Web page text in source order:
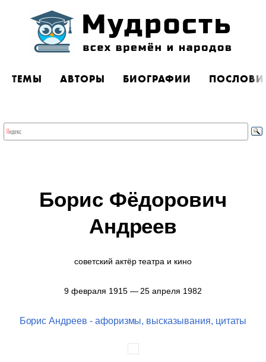
ТЕМЫ АВТОРЫ БИОГРАФИИ
Борис Фёдорович
Андреев
советский актёр театра и кино
9 февраля 1915 — 25 апреля 1982
Борис Андреев - афоризмы, высказывания, цитаты